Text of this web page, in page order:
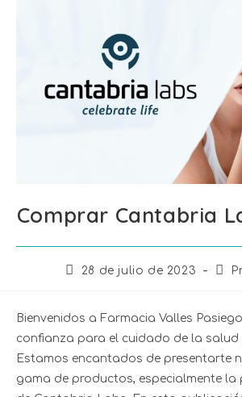
Comprar Cantabria
28 de julio de 2023
Bienvenidos a Farmacia Valles
confianza para el cuidado de la salud
Estamos encantados de presentarte
gama de productos, especialmente la